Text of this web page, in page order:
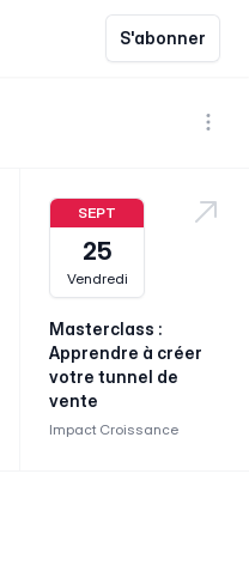
S'abonner
Voir
SEPT
25
Vendredi
Masterclass :
Apprendre à créer
votre tunnel de
vente
Impact Croissance